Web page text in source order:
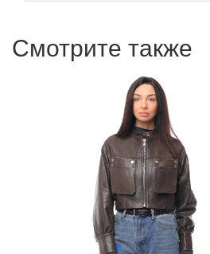
Смотрите также